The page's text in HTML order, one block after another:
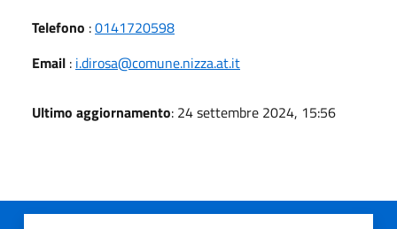
Telefono :0141720598
Email : i.dirosa@comune.nizza.at.it
Ultimo aggiornamento: 24 settembre 2024, 15:56